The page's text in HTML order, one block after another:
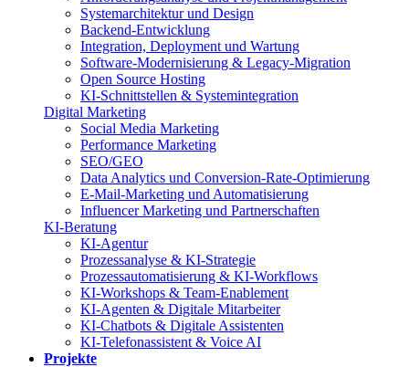
Systemarchitektur und Design
Backend-Entwicklung
Integration, Deployment und Wartung
Software-Modernisierung & Legacy-Migration
Open Source Hosting
KI-Schnittstellen & Systemintegration
Digital Marketing
Social Media Marketing
Performance Marketing
SEO/GEO
Data Analytics und Conversion-Rate-Optimierung
E-Mail-Marketing und Automatisierung
Influencer Marketing und Partnerschaften
KI-Beratung
KI-Agentur
Prozessanalyse & KI-Strategie
Prozessautomatisierung & KI-Workflows
KI-Workshops & Team-Enablement
KI-Agenten & Digitale Mitarbeiter
KI-Chatbots & Digitale Assistenten
KI-Telefonassistent & Voice AI
Projekte